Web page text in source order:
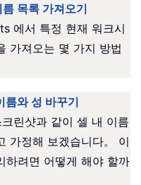
목록 가져오기
에서 특정 현재 워크시
가져오는 몇 가지 방법
와 성 바꾸기
린샷과 같이 셀 내 이름
가정해 보겠습니다。 이
하려면 어떻게 해야 할까